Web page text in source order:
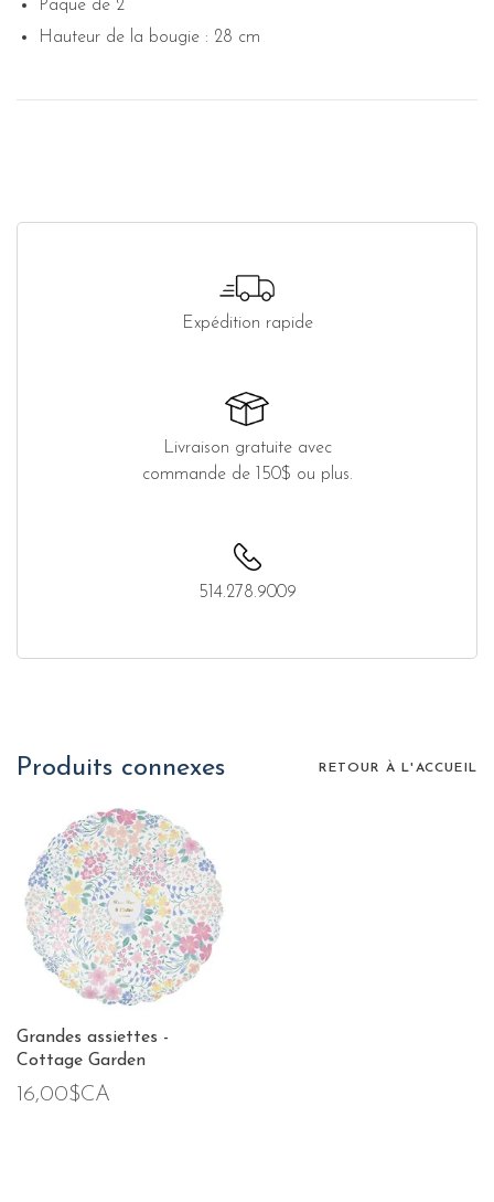
Paque de 2
Hauteur de la bougie : 28 cm
Expédition rapide
Livraison gratuite avec
commande de 150$ ou plus.
514.278.9009
Produits connexes RETOUR À L'ACCUEIL
Grandes assiettes -
Cottage Garden
16,00$CA